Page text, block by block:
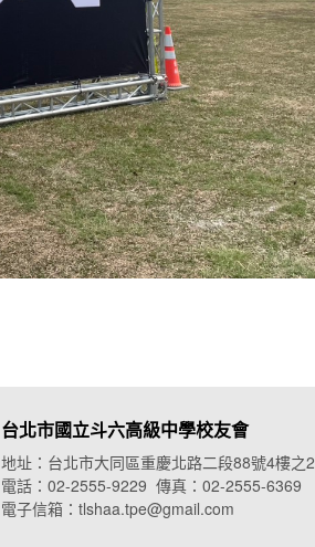
台北市國立斗六高級中學校友會
地址：台北市大同區重慶北路二段88號4樓之2
電話：02-2555-9229 傳真：02-2555-6369
電子信箱：tlshaa.tpe@gmail.com